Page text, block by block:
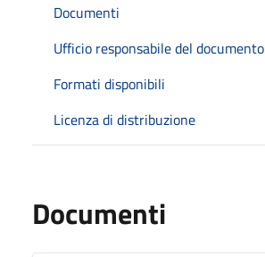
Documenti
Ufficio responsabile del documento
Formati disponibili
Licenza di distribuzione
Documenti